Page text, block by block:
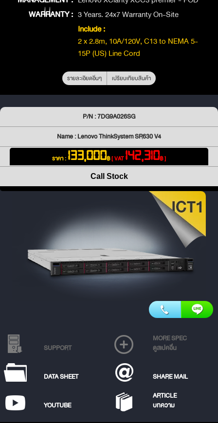
WARRANTY : 3 Years. 24x7 Warranty On-Site
Include :
2 x 2.8m, 10A/120V, C13 to NEMA 5-
15P (US) Line Cord
รายละเอียดอื่นๆ เปรียบเทียบสินค้า
P/N : 7DG9A026SG
Name : Lenovo ThinkSystem SR630 V4
ราคา : 133,000฿[ VAT142,310฿ ]
Call Stock
SUPPORT
MORE SPEC
ดูสเปคอื่น
DATA SHEET SHARE MAIL
YOUTUBE
ARTICLE
บทความ